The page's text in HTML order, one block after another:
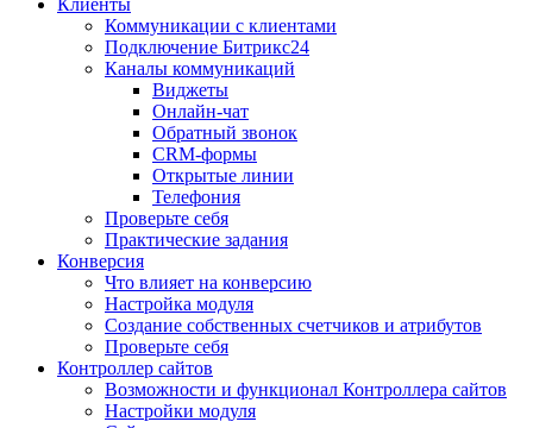
Клиенты
Коммуникации с клиентами
Подключение Битрикс24
Каналы коммуникаций
Виджеты
Онлайн-чат
Обратный звонок
CRM-формы
Открытые линии
Телефония
Проверьте себя
Практические задания
Конверсия
Что влияет на конверсию
Настройка модуля
Создание собственных счетчиков и атрибутов
Проверьте себя
Контроллер сайтов
Возможности и функционал Контроллера сайтов
Настройки модуля